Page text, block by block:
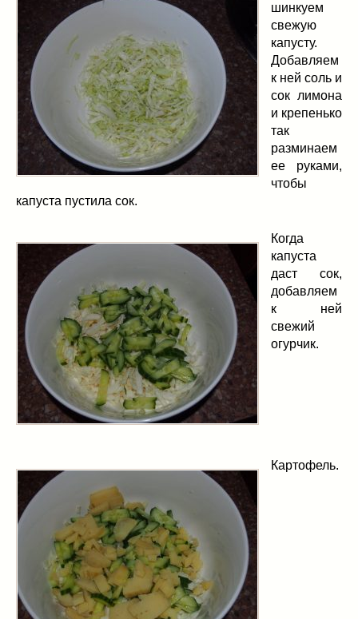
шинкуем
свежую
капусту.
Добавляем
к ней соль и
сок лимона
и крепенько
так
разминаем
ее руками,
чтобы
капуста пустила сок.
Когда
капуста
даст сок,
добавляем
к ней
свежий
огурчик.
Картофель.